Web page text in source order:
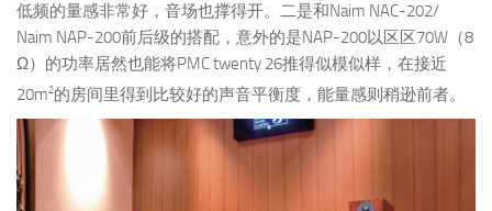
低频的量感非常好，音场也撑得开。二是和Naim NAC-202/
Naim NAP-200前后级的搭配，意外的是NAP-200以区区70W（8
Ω）的功率居然也能将PMC twenty 26推得似模似样，在接近
20m2的房间里得到比较好的声音平衡度，能量感则稍逊前者。